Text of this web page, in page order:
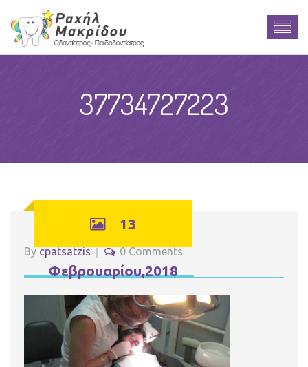
37734727223
13
Φεβρουαρίου,2018
Bycpatsatzis 0 Comments